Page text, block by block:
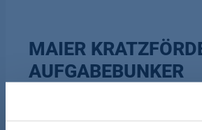
MAIER
AUFGABEBUNKER